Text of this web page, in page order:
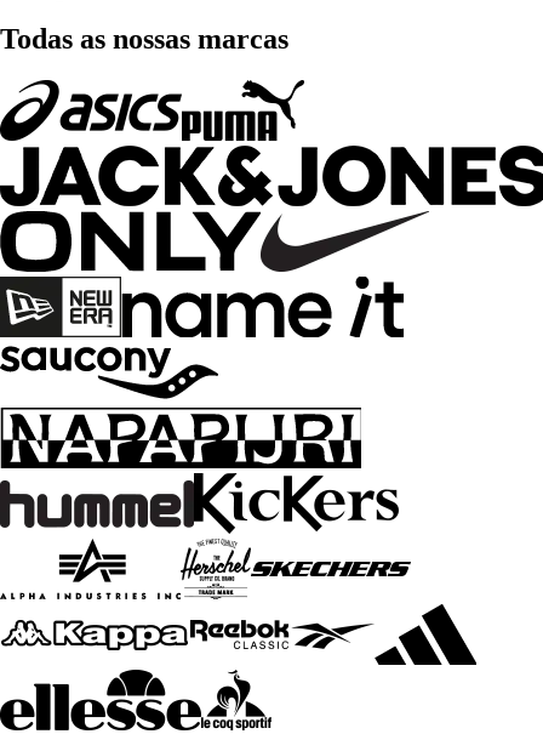
Todas as nossas marcas